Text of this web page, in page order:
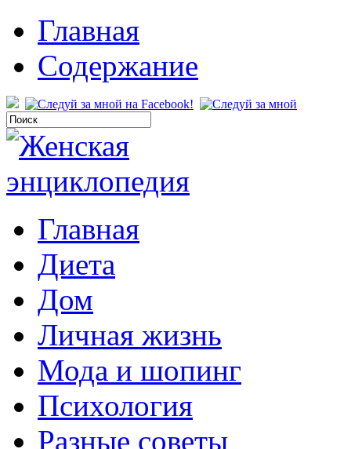
Главная
Содержание
Главная
Диета
Дом
Личная жизнь
Мода и шопинг
Психология
Разные советы